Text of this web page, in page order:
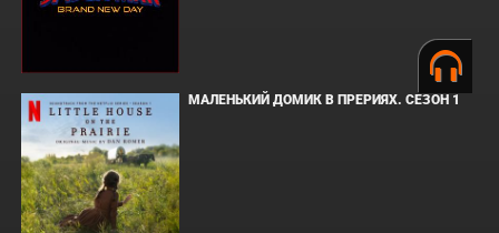
МАЛЕНЬКИЙ ДОМИК В ПРЕРИЯХ. СЕЗОН 1